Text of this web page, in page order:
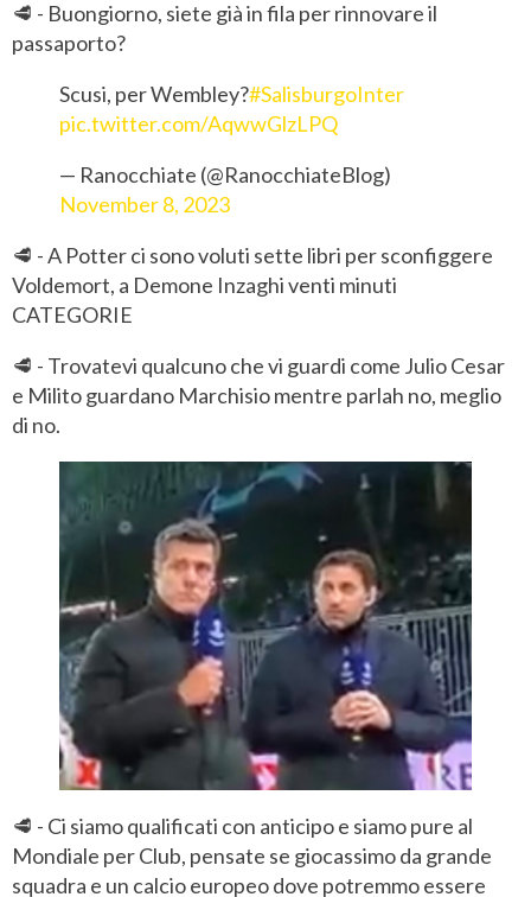
🥩 - Buongiorno, siete già in fila per rinnovare il
passaporto?
Scusi, per Wembley?#SalisburgoInter
pic.twitter.com/AqwwGlzLPQ
— Ranocchiate (@RanocchiateBlog)
November 8, 2023
🥩 - A Potter ci sono voluti sette libri per sconfiggere
Voldemort, a Demone Inzaghi venti minuti
CATEGORIE
🥩 - Trovatevi qualcuno che vi guardi come Julio Cesar
e Milito guardano Marchisio mentre parlah no, meglio
di no.
🥩 - Ci siamo qualificati con anticipo e siamo pure al
Mondiale per Club, pensate se giocassimo da grande
squadra e un calcio europeo dove potremmo essere